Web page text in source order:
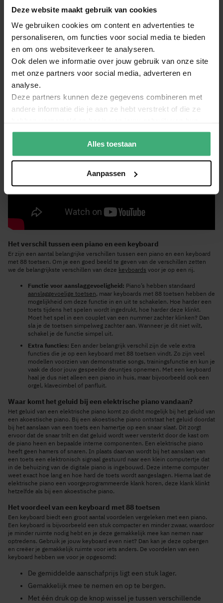
Deze website maakt gebruik van cookies
We gebruiken cookies om content en advertenties te
personaliseren, om functies voor social media te bieden
en om ons websiteverkeer te analyseren.
Ook delen we informatie over jouw gebruik van onze site
met onze partners voor social media, adverteren en
analyse.
Deze partners kunnen deze gegevens combineren met
andere informatie die je aan ze hebt verstrekt of die ze
services.
Alles toestaan
Aanpassen
Je vraagt je nu natuurlijk af of jij een keyboard met 88 toetsen nodig hebt. In
de onderstaande video vertelt productspecialist Rob je precies hoeveel
keyboard toetsen jij nodig zult hebben.
Het verschil tussen een piano en een keyboard
Er zijn een aantal belangrijke verschillen tussen een piano en een keyboard
met 88 toetsen. Om je een goed beeld te geven van de verschillen zetten
we de belangrijkste verschillen van deze keyboards voor je op een rij.
Functie voor aanslaggevoeligheid: Piano’s hebben standaard
aanslaggevoelige toetsen, maar keyboards met 88 toetsen hebben de
mogelijkheid om deze functie in en uit te schakelen. Hoe harder een
toets tijdens het spelen wordt ingedrukt, hoe harder deze klinkt.
Moet het spel in een couplet van een nummer zachter klinken? Dan
sla je de toetsen simpelweg zachter aan. Wanneer je dit niet wilt,
schakel je de functie simpel uit.
Extra functies: Een ander belangrijk verschil zijn de vele extra
functies die je op een keyboard met 88 toetsen vindt. Zo zijn veel
modellen voorzien van demonstratie songs, trainingsfunctie en kun je
vaak de door jouw gespeelde deuntjes opnemen. Met een keyboard
haal je dus niet alleen een piano in huis, maar bijvoorbeeld ook een
orgel, klavecimbel of panfluit.
Waar komt het geluid bij een elektrische piano vandaan?
Het geluid van een elektrische piano komt zo dicht mogelijk bij het geluid van
een akoestische piano. Bij een akoestische piano ontstaat het geluid doordat
bij het aanslaan van een toets een hamertje op een snaar slaat. Dit zorgt
ervoor dat de snaar trilt en dat geluid wordt weer versterkt door de kast om
de piano heen en bepaalde interne componenten. Een elektrische piano
heeft geen hamers of snaren. In plaats daarvan wordt bij het aanslaan van
een toets een elektronisch signaal gestuurd naar een klein computertje dat
in de behuizing van de digitale piano is ingebouwd. Deze interne computer
weet exact hoe lang en hoe hard de toets wordt aangeslagen. Hierna laat de
elektrische piano een voorgeprogrammeerde klank horen, deze klank klinkt
hetzelfde als bij een akoestische piano.
Het voordeel van een keyboard met 88 toetsen
Een keyboard biedt een groot aantal voordelen vergeleken met een piano.
Een keyboard is bijvoorbeeld een stuk compacter en minder zwaar, waardoor
je minder ruimte nodig hebt en je deze gemakkelijk mee kan nemen naar
optredens. Gebruik je jouw keyboard even niet? Dan kan je deze opbergen
en creëer je gemakkelijk ruimte voor iets anders. De voordelen van een
keyboard hebben we voor je opgesomd:
De gemiddelde aanschafprijs ligt een stuk lager.
Gemakkelijk mee te nemen en op te bergen.
Met één druk op de knop wissel je tussen verschillende